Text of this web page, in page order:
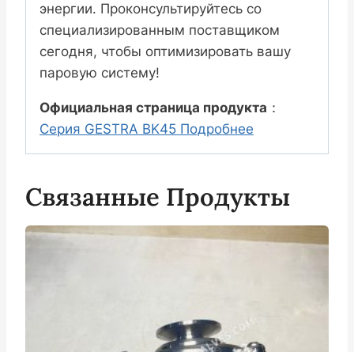
энергии. Проконсультируйтесь со
специализированным поставщиком
сегодня, чтобы оптимизировать вашу
паровую систему!
Официальная страница продукта ：
Серия GESTRA BK45 Подробнее
Связанные Продукты